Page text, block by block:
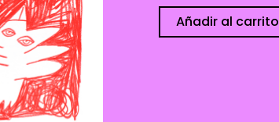
PájarosAñadir al carrito